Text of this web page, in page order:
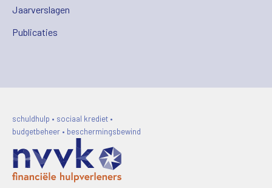
Jaarverslagen
Publicaties
schuldhulp • sociaal krediet •
budgetbeheer • beschermingsbewind